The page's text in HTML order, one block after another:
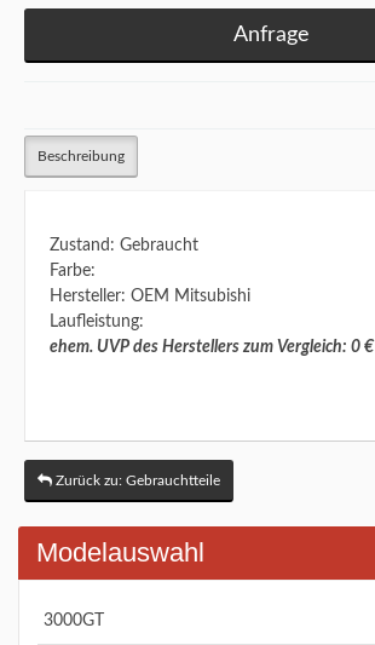
Anfrage
Beschreibung
Zustand: Gebraucht
Farbe:
Hersteller: OEM Mitsubishi
Laufleistung:
ehem. UVP des Herstellers zum Vergleich: 0 €
Zurück zu: Gebrauchtteile
Modelauswahl
3000GT